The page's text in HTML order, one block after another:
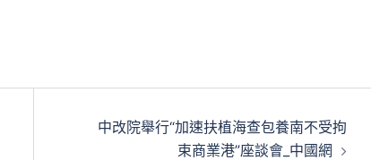
中改院舉行“加速扶植海查包養南不受拘
束商業港”座談會_中國網